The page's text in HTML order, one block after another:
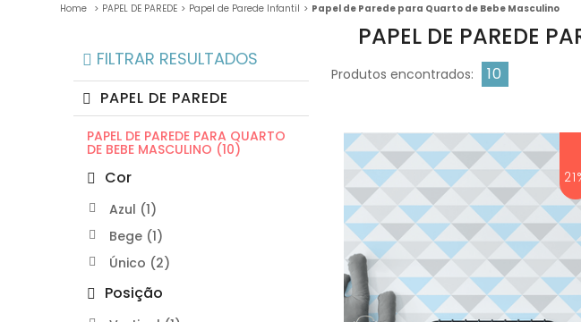
PAPEL DE PAREDE Papel de Parede Infantil Papel de Parede para Quarto de Bebe Masculino
PAPEL DE PAREDE
Produtos encontrados: 10
FILTRAR RESULTADOS
PAPEL DE PAREDE
PAPEL DE PAREDE PARA QUARTO
DE BEBE MASCULINO (10)
Cor
Azul (1)
Bege (1)
Único (2)
Posição